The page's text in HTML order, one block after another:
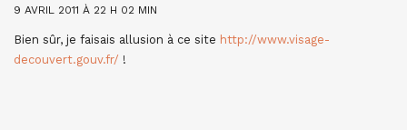
9 AVRIL 2011 À 22 H 02 MIN
Bien sûr, je faisais allusion à ce site http://www.visage-
decouvert.gouv.fr/ !